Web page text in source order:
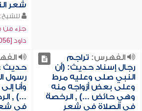
شعر
للشيخ:
جزء من
داود [056])
الفهرس: تراجم
رجال إسناد حديث: (أن
النبي صلى وعليه مرط
وعلى بعض أزواجه منه
وهي حائض ...) , الرخصة
في الصلاة في شعر
حديث
رسول
وأنا
...) ,
في